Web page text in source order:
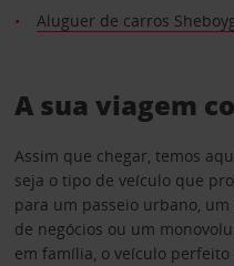
Aluguer de carros
A sua viagem
Assim que chegar, temos
seja o tipo de veículo que
para um passeio urbano,
de negócios ou um
em família, o veículo perfeito